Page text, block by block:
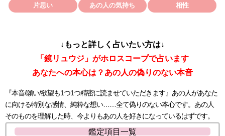
片思い あの人の気持ち 相性
↓もっと詳しく占いたい方は↓
「鏡リュウジ」がホロスコープで占います
あなたへの本心は？あの人の偽りのない本音
『本音/願い/欲望も1つ1つ精密に読ませていただきます』あの人があなた
に向ける特別な感情、純粋な想い……全て偽りのない本心です。あの人
そのものを理解した時、今よりもあの人を好きになっているはずです。
鑑定項目一覧